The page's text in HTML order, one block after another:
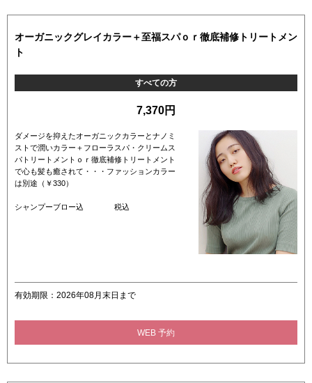
オーガニックグレイカラー＋至福スパｏｒ徹底補修トリートメン
ト
すべての方
7,370円
ダメージを抑えたオーガニックカラーとナノミ
ストで潤いカラー＋フローラスパ・クリームス
パトリートメントｏｒ徹底補修トリートメント
で心も髪も癒されて・・・ファッションカラー
は別途（￥330）
シャンプーブロー込 税込
有効期限：2026年08月末日まで
WEB 予約